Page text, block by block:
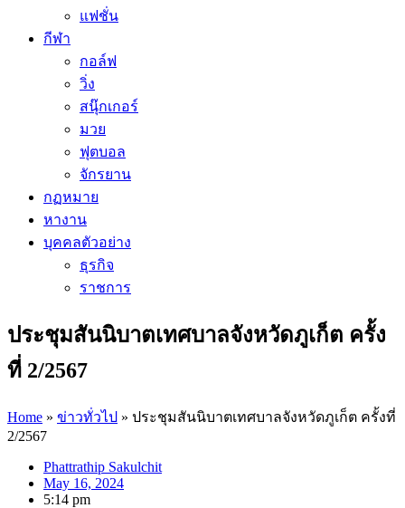
แฟชั่น
กีฬา
กอล์ฟ
วิ่ง
สนุ๊กเกอร์
มวย
ฟุตบอล
จักรยาน
กฏหมาย
หางาน
บุคคลตัวอย่าง
ธุรกิจ
ราชการ
ประชุมสันนิบาตเทศบาลจังหวัดภูเก็ต ครั้ง
ที่ 2/2567
Home » ข่าวทั่วไป » ประชุมสันนิบาตเทศบาลจังหวัดภูเก็ต ครั้งที่
2/2567
Phattrathip Sakulchit
May 16, 2024
5:14 pm